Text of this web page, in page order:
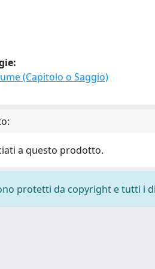
(Capitolo o Saggio)
a questo prodotto.
protetti da copyright e tutti i